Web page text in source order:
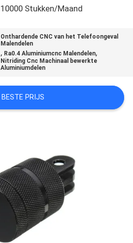
10000 Stukken/Maand
Onthardende CNC van het Telefoongeval
Malendelen
, Ra0.4 Aluminiumcnc Malendelen,
Nitriding Cnc Machinaal bewerkte
Aluminiumdelen
BESTE PRIJS